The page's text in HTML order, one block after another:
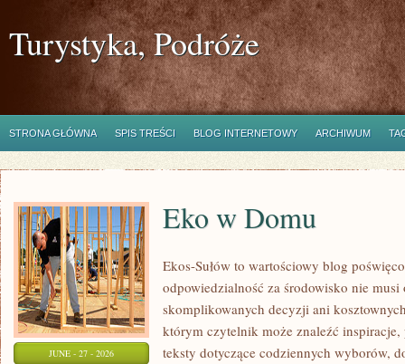
Turystyka, Podróże
STRONA GŁÓWNA SPIS TREŚCI BLOG INTERNETOWY ARCHIWUM
JUNE - 27 - 2026
Eko w Domu
Ekos-Sułów to wartościowy blog
odpowiedzialność za środowisko nie
skomplikowanych decyzji ani
którym czytelnik może znaleźć inspiracje,
teksty dotyczące codziennych wyborów,